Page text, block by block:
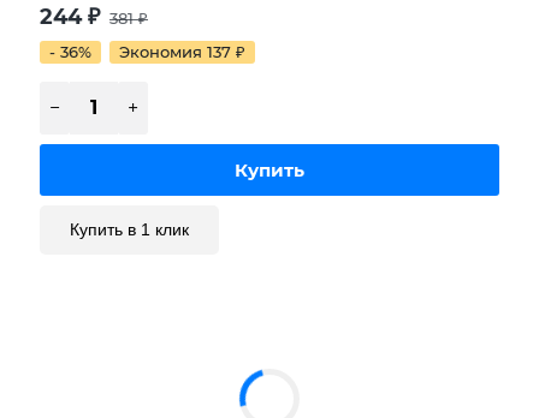
244₽ 381₽
- 36%
Экономия 137 ₽
Купить в 1 клик